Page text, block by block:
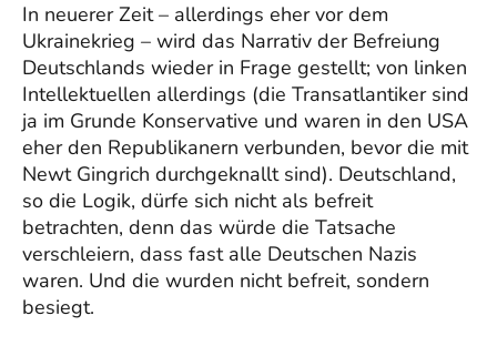
In neuerer Zeit – allerdings eher vor dem
Ukrainekrieg – wird das Narrativ der Befreiung
Deutschlands wieder in Frage gestellt; von linken
Intellektuellen allerdings (die Transatlantiker sind
ja im Grunde Konservative und waren in den USA
eher den Republikanern verbunden, bevor die mit
Newt Gingrich durchgeknallt sind). Deutschland,
so die Logik, dürfe sich nicht als befreit
betrachten, denn das würde die Tatsache
verschleiern, dass fast alle Deutschen Nazis
waren. Und die wurden nicht befreit, sondern
besiegt.